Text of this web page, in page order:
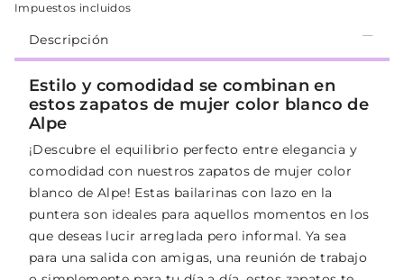
Impuestos incluidos
Descripción
Estilo y comodidad se combinan en
estos zapatos de mujer color blanco de
Alpe
¡Descubre el equilibrio perfecto entre elegancia y
comodidad con nuestros zapatos de mujer color
blanco de Alpe! Estas bailarinas con lazo en la
puntera son ideales para aquellos momentos en los
que deseas lucir arreglada pero informal. Ya sea
para una salida con amigas, una reunión de trabajo